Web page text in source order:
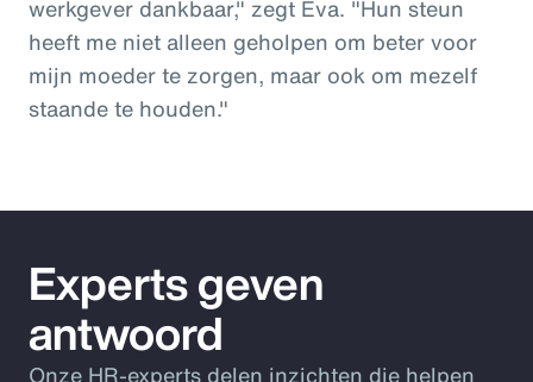
werkgever dankbaar," zegt Eva. "Hun steun
heeft me niet alleen geholpen om beter voor
mijn moeder te zorgen, maar ook om mezelf
staande te houden."
Experts geven
antwoord
Onze HR-experts delen inzichten die helpen